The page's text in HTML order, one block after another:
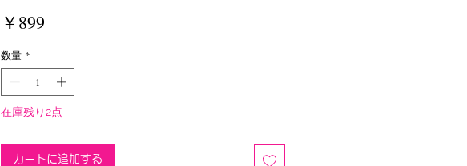
￥899
数量 *
在庫残り2点
カートに追加する